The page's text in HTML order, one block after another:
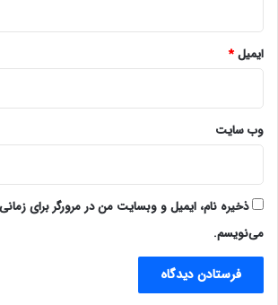
ایمیل*
وب‌ سایت
ذخیره نام، ایمیل و وبسایت من در مرورگر برای
می‌نویسم.